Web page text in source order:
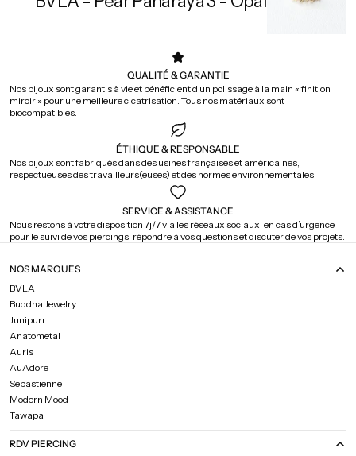
QUALITÉ & GARANTIE
Nos bijoux sont garantis à vie et bénéficient d’un polissage à la main « finition
miroir » pour une meilleure cicatrisation. Tous nos matériaux sont
biocompatibles.
ÉTHIQUE & RESPONSABLE
Nos bijoux sont fabriqués dans des usines françaises et américaines,
respectueuses des travailleurs(euses) et des normes environnementales.
SERVICE & ASSISTANCE
Nous restons à votre disposition 7j/7 via les réseaux sociaux, en cas d’urgence,
pour le suivi de vos piercings, répondre à vos questions et discuter de vos projets.
NOS MARQUES
BVLA
Buddha Jewelry
Junipurr
Anatometal
Auris
AuAdore
Sebastienne
Modern Mood
Tawapa
RDV PIERCING